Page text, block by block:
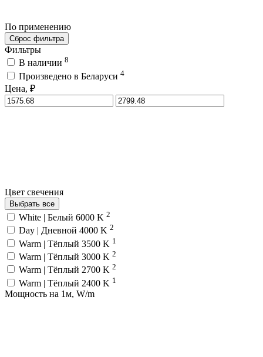
По применению
Сброс фильтра
Фильтры
В наличии 8
Произведено в Беларуси 4
Цена, ₽
Цвет свечения
Выбрать все
White | Белый 6000 K 2
Day | Дневной 4000 K 2
Warm | Тёплый 3500 K 1
Warm | Тёплый 3000 K 2
Warm | Тёплый 2700 K 2
Warm | Тёплый 2400 K 1
Мощность на 1м, W/m